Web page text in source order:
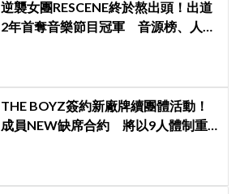
逆襲女團RESCENE終於熬出頭！出道
2年首奪音樂節目冠軍 音源榜、人氣
THE BOYZ簽約新廠牌續團體活動！
成員NEW缺席合約 將以9人體制重